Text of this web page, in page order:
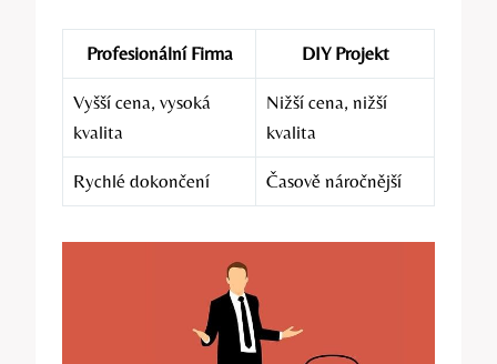
Profesionální Firma DIY Projekt
Vyšší cena, vysoká
kvalita
Nižší cena, nižší
kvalita
Rychlé dokončení Časově náročnější